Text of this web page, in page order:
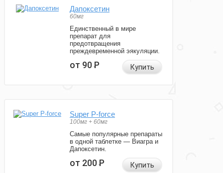
Дапоксетин
60мг
Единственный в мире
препарат для
предотвращения
преждевременной эякуляции.
от 90Р Купить
Super P-force
100мг + 60мг
Самые популярные препараты
в одной таблетке — Виагра и
Дапоксетин.
от 200Р Купить